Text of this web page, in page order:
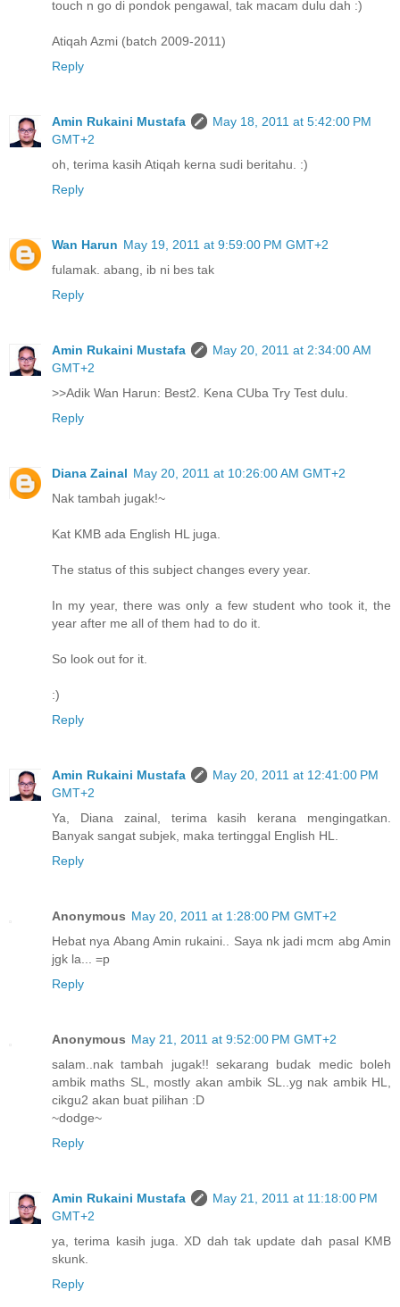
touch n go di pondok pengawal, tak macam dulu dah :)
Atiqah Azmi (batch 2009-2011)
Reply
Amin Rukaini Mustafa
May 18, 2011 at 5:42:00 PM
GMT+2
oh, terima kasih Atiqah kerna sudi beritahu. :)
Reply
Wan Harun May 19, 2011 at 9:59:00 PM GMT+2
fulamak. abang, ib ni bes tak
Reply
Amin Rukaini Mustafa
May 20, 2011 at 2:34:00 AM
GMT+2
>>Adik Wan Harun: Best2. Kena CUba Try Test dulu.
Reply
Diana Zainal May 20, 2011 at 10:26:00 AM GMT+2
Nak tambah jugak!~
Kat KMB ada English HL juga.
The status of this subject changes every year.
In my year, there was only a few student who took it, the
year after me all of them had to do it.
So look out for it.
:)
Reply
Amin Rukaini Mustafa
May 20, 2011 at 12:41:00 PM
GMT+2
Ya, Diana zainal, terima kasih kerana mengingatkan.
Banyak sangat subjek, maka tertinggal English HL.
Reply
Anonymous May 20, 2011 at 1:28:00 PM GMT+2
Hebat nya Abang Amin rukaini.. Saya nk jadi mcm abg Amin
jgk la... =p
Reply
Anonymous May 21, 2011 at 9:52:00 PM GMT+2
salam..nak tambah jugak!! sekarang budak medic boleh
ambik maths SL, mostly akan ambik SL..yg nak ambik HL,
cikgu2 akan buat pilihan :D
~dodge~
Reply
Amin Rukaini Mustafa
May 21, 2011 at 11:18:00 PM
GMT+2
ya, terima kasih juga. XD dah tak update dah pasal KMB
skunk.
Reply